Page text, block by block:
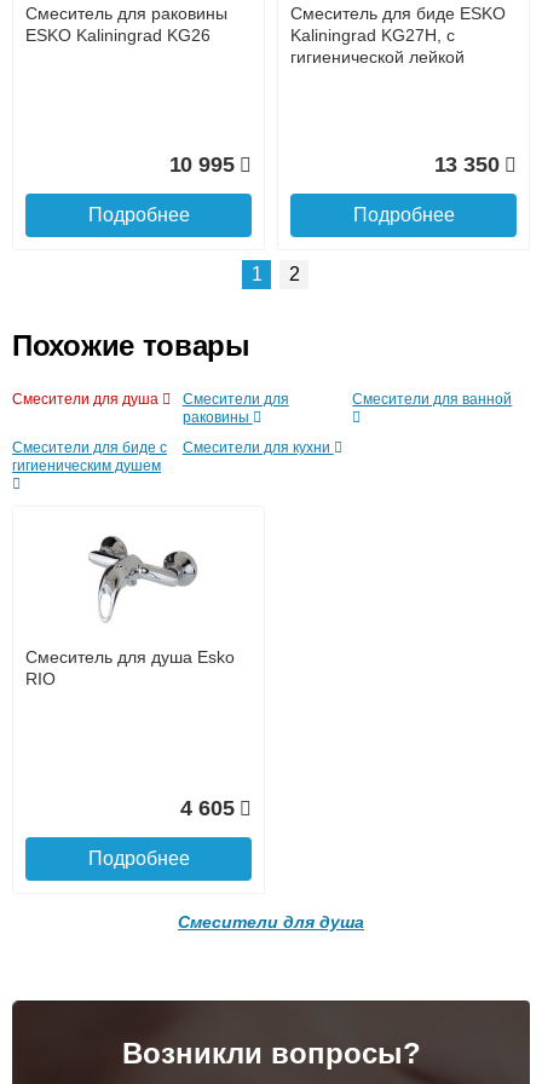
Доставка в регионы России.
Интернет-деньгами (Yandex-деньги, Web-money,
Qiwi-кошельки и другие).
Безналичный расчёт (возможно и с НДС)
Смеситель для раковины
ESKO Kaliningrad KG26
10 995
Подробнее
Смеситель для биде ESKO
Kaliningrad KG27H, с
гигиенической лейкой
13 350
Подробнее
Смеситель для ванны Esko
12 040
Подробнее
1 2
Похожие товары
Смесители для душа
Смесители для
раковины
Смесители для ванной
Смесители для биде с
гигиеническим душем
Смесители для кухни
Смеситель для душа Esko
RIO
4 605
Подробнее
Смесители для душа
Возникли вопросы?